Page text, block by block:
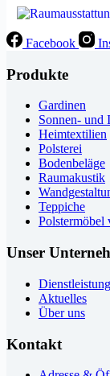
Facebook
Produkte
Gardinen
Sonnen- und
Heimtextilien
Polsterei
Bodenbeläge
Raumakustik
Teppiche
Polstermöbel
Unser
Aktuelles
Über uns
Kontakt